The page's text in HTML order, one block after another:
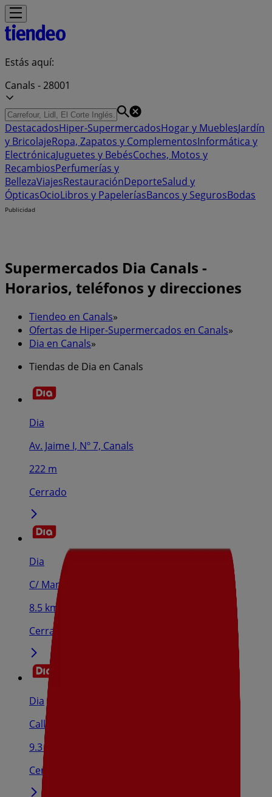
Estás aquí:
Canals - 28001
DestacadosHiper-SupermercadosHogar y MueblesJardín
y BricolajeRopa, Zapatos y ComplementosInformática y
ElectrónicaJuguetes y BebésCoches, Motos y
RecambiosPerfumerías y
BellezaViajesRestauraciónDeporteSalud y
ÓpticasOcioLibros y PapeleríasBancos y SegurosBodas
Publicidad
Supermercados Dia Canals -
Horarios, teléfonos y direcciones
Tiendeo en Canals»
Ofertas de Hiper-Supermercados en Canals»
Dia en Canals»
Tiendas de Dia en Canals
Dia
Av. Jaime I, Nº 7, Canals
222 m
Cerrado
Dia
C/ Manuel De Falla , 12, Anna
8.5 km
Cerrado
Dia
Calle Orient, 23, Aielo De Malferit
9.3 km
Cerrado